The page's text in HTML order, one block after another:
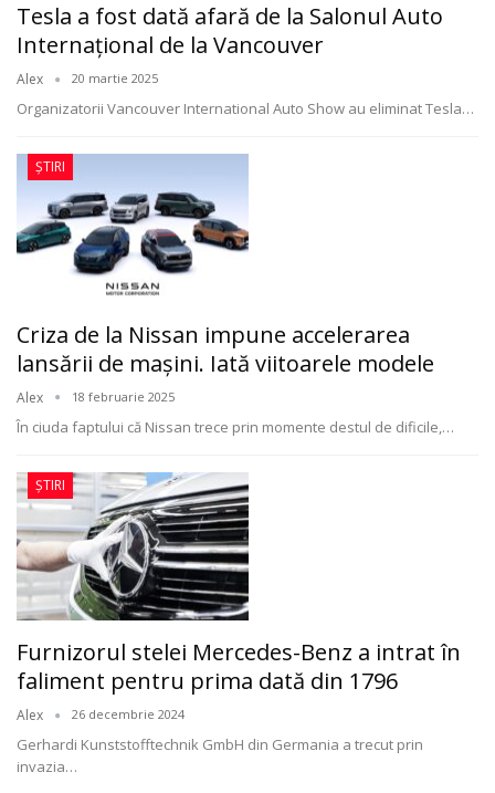
Tesla a fost dată afară de la Salonul Auto
Internațional de la Vancouver
Alex 20 martie 2025
Organizatorii Vancouver International Auto Show au eliminat Tesla…
ȘTIRI
Criza de la Nissan impune accelerarea
lansării de mașini. Iată viitoarele modele
Alex 18 februarie 2025
În ciuda faptului că Nissan trece prin momente destul de dificile,…
ȘTIRI
Furnizorul stelei Mercedes-Benz a intrat în
faliment pentru prima dată din 1796
Alex 26 decembrie 2024
Gerhardi Kunststofftechnik GmbH din Germania a trecut prin
invazia…